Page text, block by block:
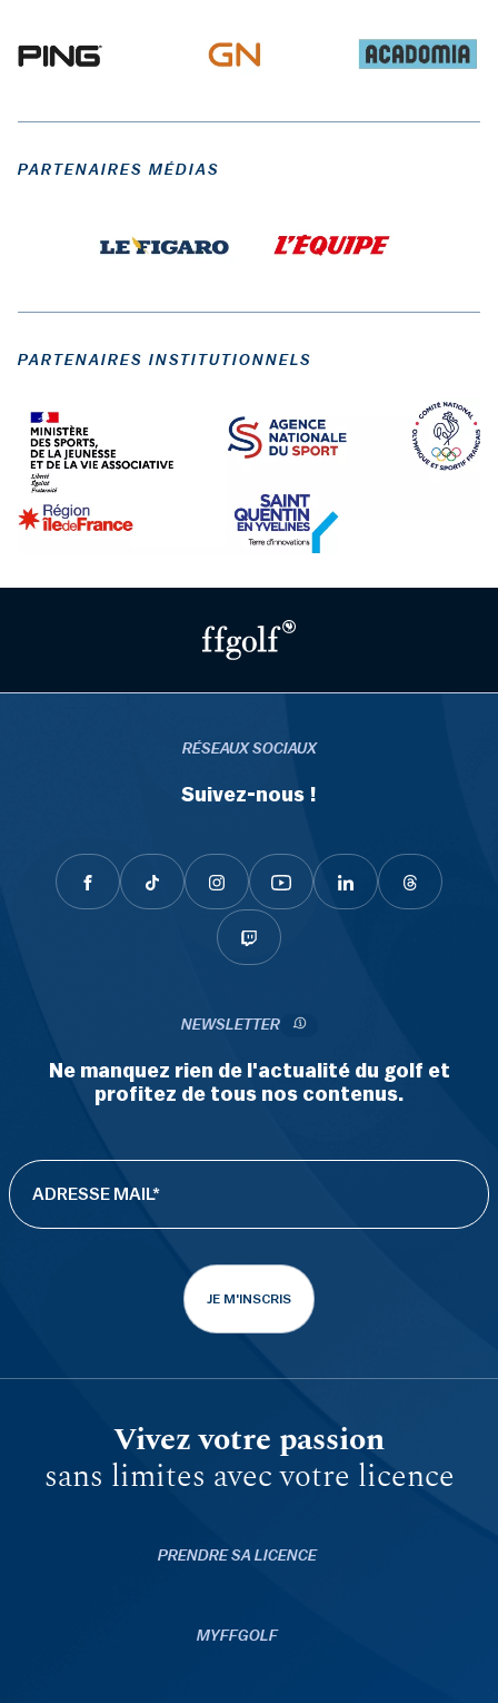
PARTENAIRES MÉDIAS
PARTENAIRES INSTITUTIONNELS
RÉSEAUX SOCIAUX
Suivez-nous !
NEWSLETTER
Ne manquez rien de l'actualité du golf et
profitez de tous nos contenus.
JE M'INSCRIS
Vivez votre passion
sans limites avec votre licence
PRENDRE SA LICENCE
MYFFGOLF